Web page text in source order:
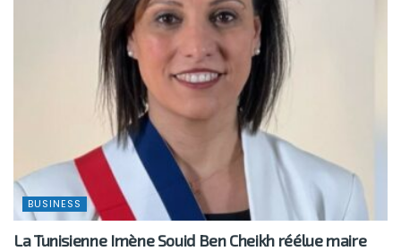
BUSINESS
La Tunisienne Imène Souid Ben Cheikh réélue maire